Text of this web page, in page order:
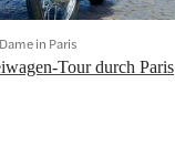
Tour durch Paris
in Paris